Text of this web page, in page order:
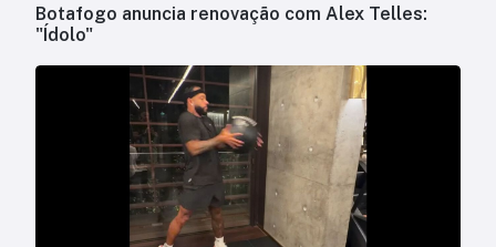
Botafogo anuncia renovação com Alex Telles:
"Ídolo"